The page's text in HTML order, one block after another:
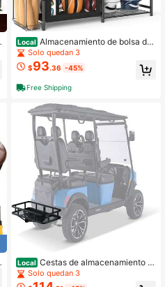
Local Almacenamiento de bolsa de
golf para garaje
Solo quedan 3
$93.36 -45%
Free Shipping
Local Cestas de almacenamiento d
e bolsas de golf de metal
Solo quedan 3